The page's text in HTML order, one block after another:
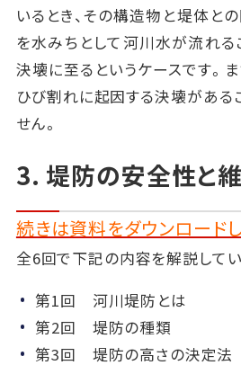
いるとき、その構造物と堤体と
を水みちとして河川水が流れる
決壊に至るというケースです。
ひび割れに起因する決壊がある
せん。
3. 堤防の安全性と
続きは資料をダウンロード
全6回で下記の内容を解説してい
第1回 河川堤防とは
第2回 堤防の種類
第3回 堤防の高さの決定法